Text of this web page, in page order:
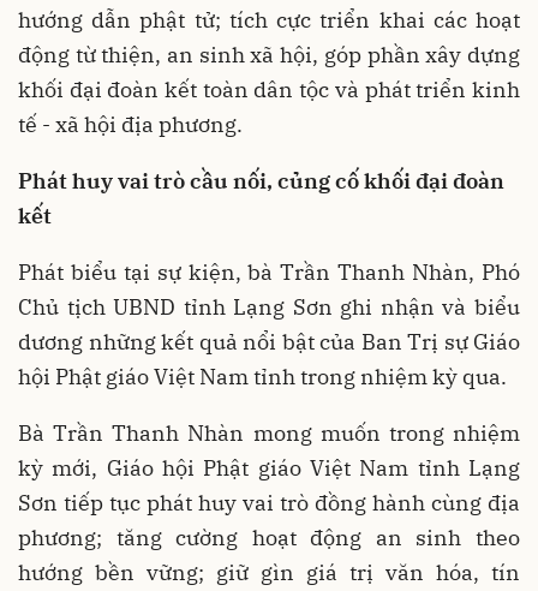
hướng dẫn phật tử; tích cực triển khai các hoạt
động từ thiện, an sinh xã hội, góp phần xây dựng
khối đại đoàn kết toàn dân tộc và phát triển kinh
tế - xã hội địa phương.
Phát huy vai trò cầu nối, củng cố khối đại đoàn
kết
Phát biểu tại sự kiện, bà Trần Thanh Nhàn, Phó
Chủ tịch UBND tỉnh Lạng Sơn ghi nhận và biểu
dương những kết quả nổi bật của Ban Trị sự Giáo
hội Phật giáo Việt Nam tỉnh trong nhiệm kỳ qua.
Bà Trần Thanh Nhàn mong muốn trong nhiệm
kỳ mới, Giáo hội Phật giáo Việt Nam tỉnh Lạng
Sơn tiếp tục phát huy vai trò đồng hành cùng địa
phương; tăng cường hoạt động an sinh theo
hướng bền vững; giữ gìn giá trị văn hóa, tín